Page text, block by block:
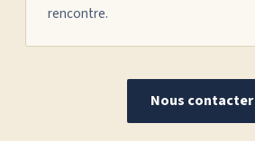
rencontre.
Nous contacter